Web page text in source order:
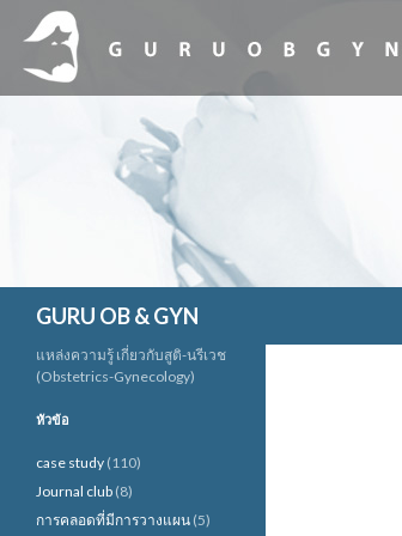
GURU OB & GYN
แหล่งความรู้ เกี่ยวกับสูติ-นรีเวช
(Obstetrics-Gynecology)
หัวข้อ
case study (110)
Journal club (8)
การคลอดที่มีการวางแผน (5)